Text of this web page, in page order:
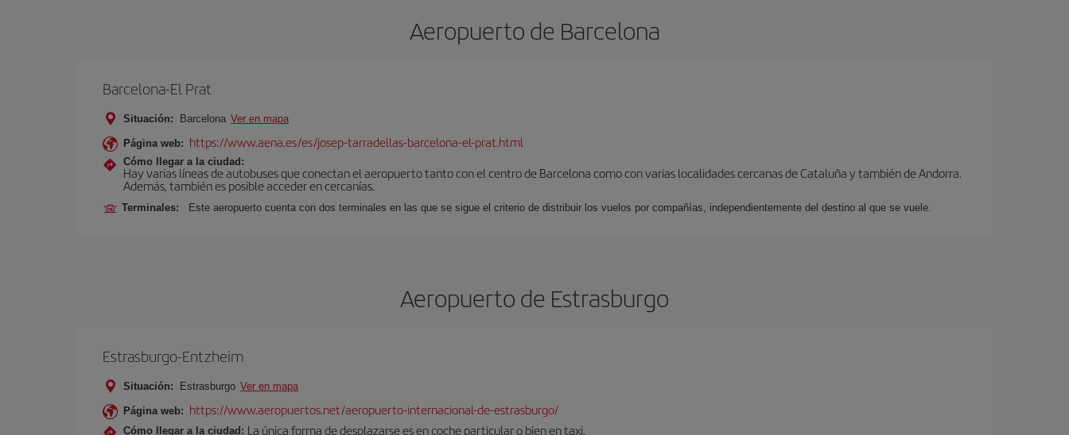
Aeropuerto de Barcelona
Barcelona-El Prat
Situación: Barcelona Ver en mapa
Página web: https://www.aena.es/es/josep-tarradellas-barcelona-el-prat.html
Cómo llegar a la ciudad:
Hay varias líneas de autobuses que conectan el aeropuerto tanto con el centro de Barcelona como con varias localidades cercanas de Cataluña y también de Andorra.
Además, también es posible acceder en cercanías.
Terminales: Este aeropuerto cuenta con dos terminales en las que se sigue el criterio de distribuir los vuelos por compañías, independientemente del destino al que se vuele.
Aeropuerto de Estrasburgo
Estrasburgo-Entzheim
Situación: Estrasburgo Ver en mapa
Página web: https://www.aeropuertos.net/aeropuerto-internacional-de-estrasburgo/
Cómo llegar a la ciudad: La única forma de desplazarse es en coche particular o bien en taxi.